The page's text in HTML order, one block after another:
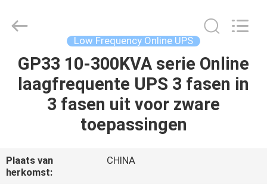
THUIS
PRODUCTEN
ONS
POWER
GROUP.
Reserved.
Low Frequency Online UPS
GP33 10-300KVA serie Online
laagfrequente UPS 3 fasen in
3 fasen uit voor zware
toepassingen
Plaats van
herkomst:
CHINA